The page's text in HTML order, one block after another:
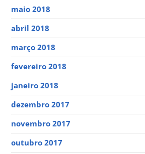
maio 2018
abril 2018
março 2018
fevereiro 2018
janeiro 2018
dezembro 2017
novembro 2017
outubro 2017